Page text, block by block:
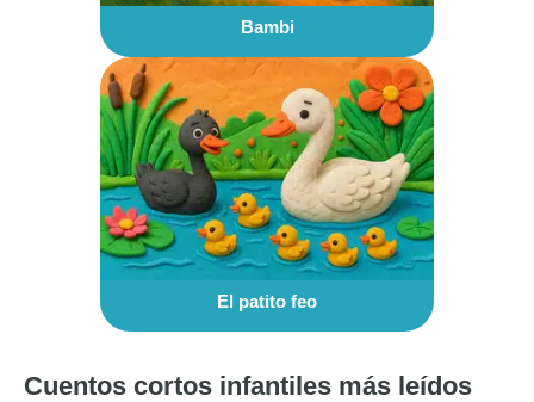
Bambi
El patito feo
Cuentos cortos infantiles más leídos